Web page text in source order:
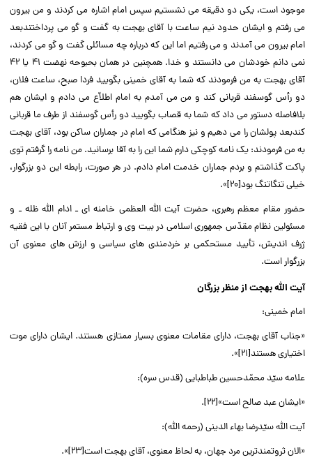
موجود است، یکى دو دقیقه مى نشستیم سپس امام اشاره مى کردند و من بیرون
مى رفتم و ایشان حدود نیم ساعت با آقاى بهجت به گفت و گو مى پرداختندبعد
امام بیرون مى آمدند و مى رفتیم اما این که درباره چه مسائلى گفت و گو مى کردند،
نمى دانم خودشان مى دانستند و خدا. همچنین در همان بحبوحه نهضت ۴۱ یا ۴۲
آقاى بهجت به من فرمودند که شما به آقاى خمینى بگویید فردا صبح، ساعت فلان،
دو رأس گوسفند قربانى کند و من مى آمدم به امام اطلاّع مى دادم و ایشان هم
بلافاصله دستور مى داد که شما به قصاب بگویید دو رأس گوسفند از طرف ما قربانى
کندبعد پولشان را مى دهیم و نیز هنگامى که امام در جماران ساکن بود، آقاى بهجت
به من فرمودند: یک نامه کوچکى دارم شما این را به آقا برسانید. من نامه را گرفتم توى
پاکت گذاشتم و بردم جماران خدمت امام دادم. در هر صورت، رابطه این دو بزرگوار،
خیلى تنگاتنگ بود[۲۰]».‌‌
حضور مقام معظم رهبرى، حضرت آیت الله العظمى خامنه اى ـ ادام الله ظله ـ و
مسئولین نظام مقدّس جمهورى اسلامى در بیت وى و ارتباط مستمر آنان با این فقیه
ژرف اندیش، تأیید مستحکمى بر خردمندى هاى سیاسى و ارزش هاى معنوى آن
بزرگوار است.‌‌
آیت الله بهجت از منظر بزرگان
امام خمینى:‌‌
«جناب آقاى بهجت، داراى مقامات معنوى بسیار ممتازى هستند. ایشان داراى موت
اختیارى هستند[۲۱]».‌‌
علامه سیّد محمّدحسین طباطبایى (قدس سره):‌‌
«ایشان عبد صالح است»[۲۲].‌‌
آیت الله سیّدرضا بهاء الدینى (رحمه الله):‌‌
«الان ثروتمندترین مرد جهان، به لحاظ معنوى، آقاى بهجت است[۲۳]».‌‌